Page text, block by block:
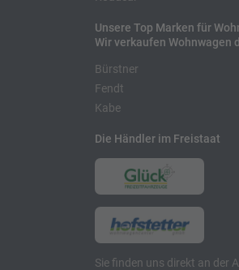
Unsere Top Marken für
Wir verkaufen Wohnwagen
Bürstner
Fendt
Kabe
Die Händler im Freistaat
Sie finden uns direkt an der